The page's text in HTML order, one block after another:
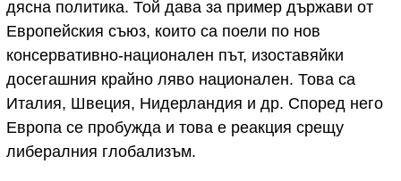
дясна политика. Той дава за пример държави от
Европейския съюз, които са поели по нов
консервативно-национален път, изоставяйки
досегашния крайно ляво национален. Това са
Италия, Швеция, Нидерландия и др. Според него
Европа се пробужда и това е реакция срещу
либералния глобализъм.